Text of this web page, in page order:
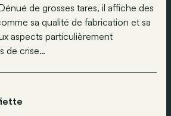
de grosses tares, il affiche des
sa qualité de fabrication et sa
aspects particulièrement
de crise…